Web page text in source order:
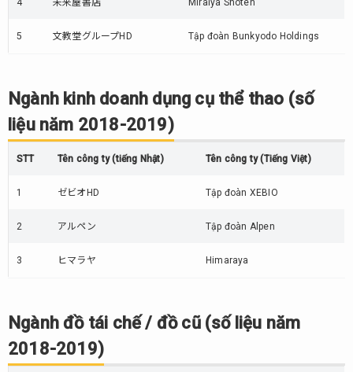
4 未来屋書店 Miraiya Shoten
5 文教堂グループHD Tập đoàn Bunkyodo Holdings
Ngành kinh doanh dụng cụ thể thao (số
liệu năm 2018-2019)
STT Tên công ty (tiếng Nhật) Tên công ty (Tiếng Việt)
1 ゼビオHD Tập đoàn XEBIO
2 アルペン Tập đoàn Alpen
3 ヒマラヤ Himaraya
Ngành đồ tái chế / đồ cũ (số liệu năm
2018-2019)